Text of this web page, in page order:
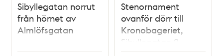
Sibyllegatan norrut
från hörnet av
Almlöfsgatan
Stenornament
ovanför dörr till
Kronobageriet,
Sibyllegatan 2